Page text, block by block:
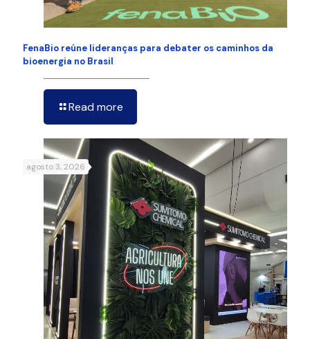
FenaBio reúne lideranças para debater os caminhos da
bioenergia no Brasil
Read more
agosto 3, 2026